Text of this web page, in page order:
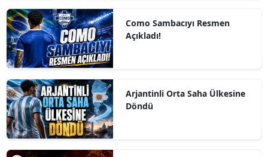
Como Sambacıyı Resmen
Açıkladı!
Arjantinli Orta Saha Ülkesine
Döndü